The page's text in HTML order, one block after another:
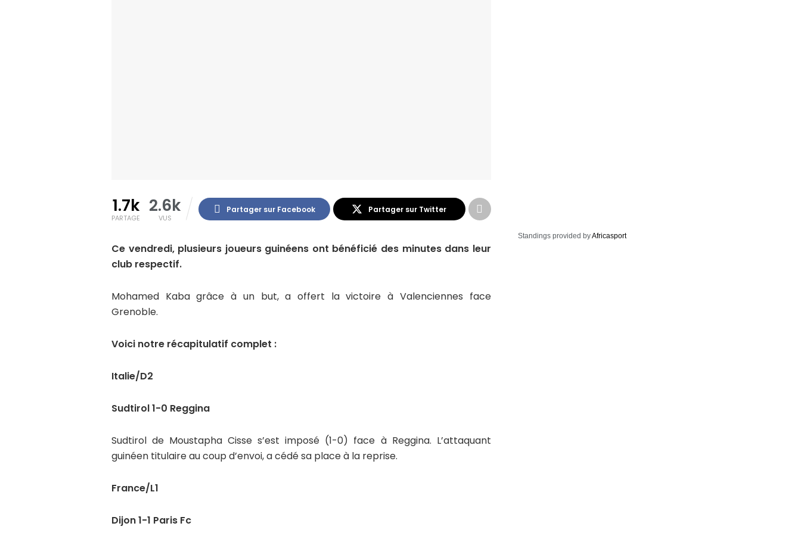
1.7k
PARTAGE
2.6k
VUS
Partager sur Facebook Partager sur Twitter
Ce vendredi, plusieurs joueurs guinéens ont bénéficié des minutes dans leur
club respectif.
Mohamed Kaba grâce à un but, a offert la victoire à Valenciennes face
Grenoble.
Voici notre récapitulatif complet :
Italie/D2
Sudtirol 1-0 Reggina
Sudtirol de Moustapha Cisse s’est imposé (1-0) face à Reggina. L’attaquant
guinéen titulaire au coup d’envoi, a cédé sa place à la reprise.
France/L1
Dijon 1-1 Paris Fc
Standings provided byAfricasport